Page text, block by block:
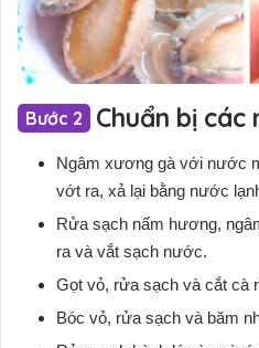
Chuẩn bị
Ngâm xương gà với nước
vớt ra, xả lại bằng nước
Rửa sạch nấm hương,
ra và vắt sạch nước.
Gọt vỏ, rửa sạch và cắt cà
Bóc vỏ, rửa sạch và băm